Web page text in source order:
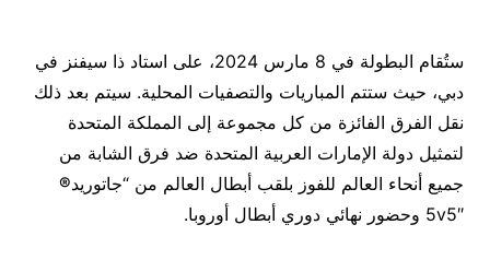
ستُقام البطولة في 8 مارس 2024، على استاد ذا سيفنز في
دبي، حيث ستتم المباريات والتصفيات المحلية. سيتم بعد ذلك
نقل الفرق الفائزة من كل مجموعة إلى المملكة المتحدة
لتمثيل دولة الإمارات العربية المتحدة ضد فرق الشابة من
جميع أنحاء العالم للفوز بلقب أبطال العالم من “جاتوريد®
5v5″ وحضور نهائي دوري أبطال أوروبا.